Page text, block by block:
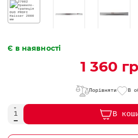
Є в наявності
1 360
Порівняти В
В